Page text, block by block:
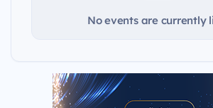
No events are currently